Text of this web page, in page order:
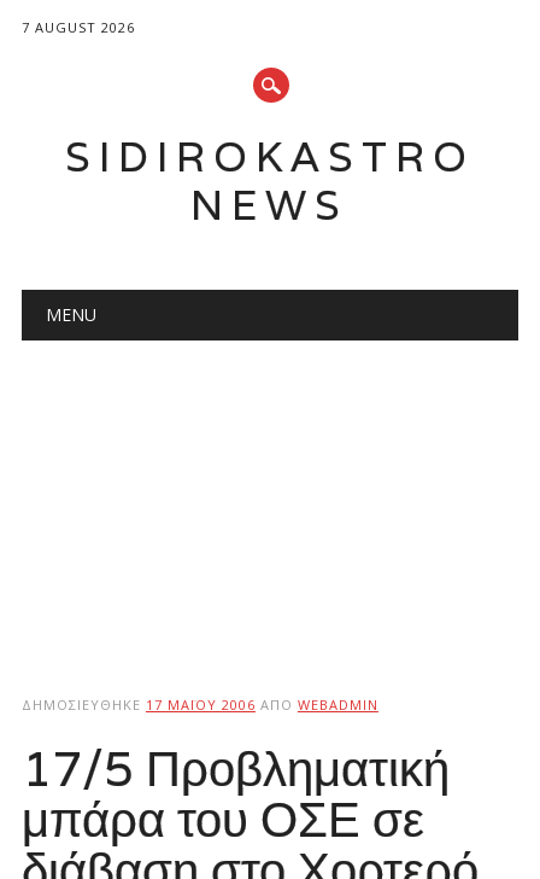
7 AUGUST 2026
SIDIROKASTRO
NEWS
Main menu
MENU
ΔΗΜΟΣΙΕΎΘΗΚΕ 17 ΜΑΪ́ΟΥ 2006 ΑΠΌ WEBADMIN
17/5 Προβληματική
μπάρα του ΟΣΕ σε